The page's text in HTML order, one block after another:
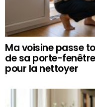
Ma voisine passe
de sa porte-
pour la nettoyer